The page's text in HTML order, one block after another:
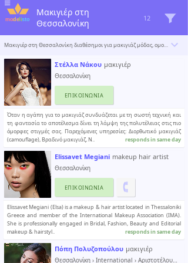
Μακιγιέρ στη
Θεσσαλονίκη
12
Μακιγιέρ στη Θεσσαλονίκη διαθέσημοι για μακιγιάζ μόδας, ομορφιάς και νυφικό. Το Modelisto δημιουργεί έναν κατάλογο με τους «σπουδαιότερους επαγγελματίες του κόσμου». Για να συμπεριληφθείτε
Στέλλα Νάκου μακιγιέρ
Θεσσαλονίκη
ΕΠΙΚΟΙΝΩΝΊΑ
Όταν η αγάπη για το μακιγιάζ συνδυάζεται με τη σωστή τεχνική και
τη φαντασία το αποτέλεσμα δίνει τη λάμψη της πολυτέλειας στις πιο
όμορφες στιγμές σας. Παρεχόμενες υπηρεσίες: Διορθωτικό μακιγιάζ
(camouflage), Βραδινό μακιγιάζ, Ν..
responds in same day
Elissavet Megiani makeup hair artist
Θεσσαλονίκη
ΕΠΙΚΟΙΝΩΝΊΑ
Elissavet Megiani (Elsa) is a makeup & hair artist located in Thessaloniki
Greece and member of the International Makeup Association (IMA).
She is professionally engaged in Bridal, Fashion, Beauty and Editorial
makeup & hairstyl..
responds in same day
Πόπη Πολυζοπούλου μακιγιέρ
Θεσσαλονίκη › International › Αριστοτέλους 3